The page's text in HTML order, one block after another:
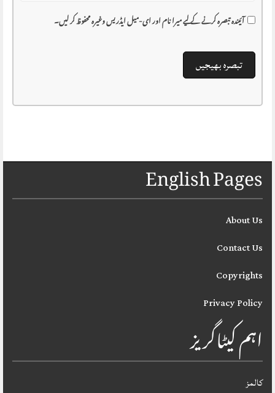
آئیندہ تبصرہ کرنے کے لیے میرا نام اور ای-میل ایڈریس وغیرہ محفوظ کر لیں۔
English Pages
About Us
Contact Us
Copyrights
Privacy Policy
اہم کیٹاگریز
کالمز